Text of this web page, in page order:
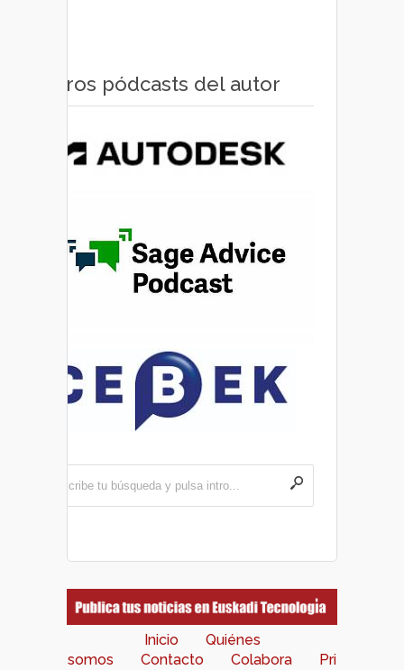
Otros pódcasts del autor
Inicio
Quiénes
somos
Contacto Colabora Pri